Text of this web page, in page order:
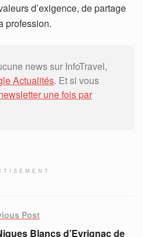
d’exigence, de partage
profession.
news sur InfoTravel,
Actualités. Et si vous
une fois par
Post
Blancs d’Eyrignac de